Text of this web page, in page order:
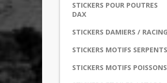
STICKERS POUR POUTRES
DAX
STICKERS DAMIERS / RACING
STICKERS MOTIFS SERPENTS
STICKERS MOTIFS POISSONS